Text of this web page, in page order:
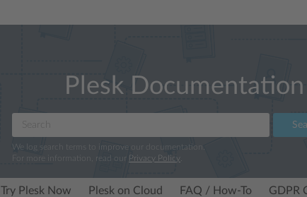
Plesk
We log search terms to improve our documentation.
For more information, read our Privacy Policy
Try Plesk Now Plesk on Cloud FAQ / How-To GDPR